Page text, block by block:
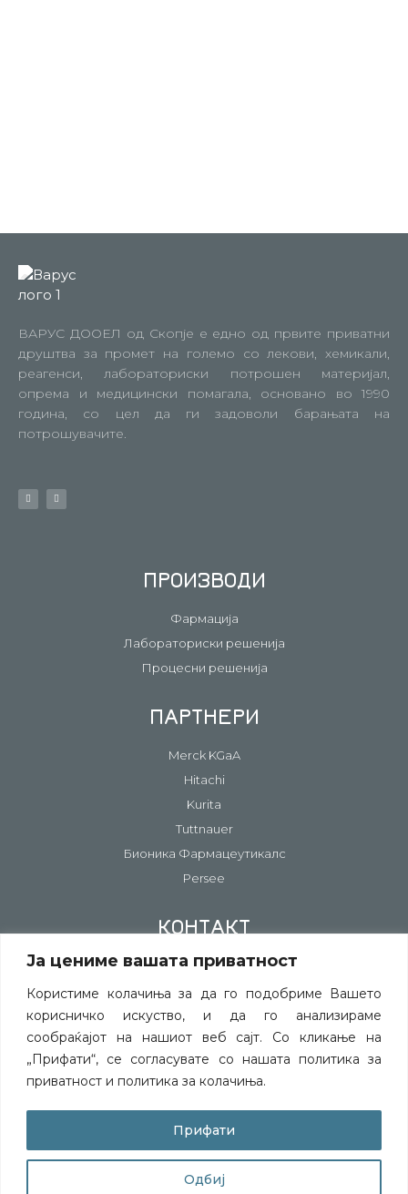
Ја цениме вашата приватност
Користиме колачиња за да го подобриме Вашето
корисничко искуство, и да го анализираме
сообраќајот на нашиот веб сајт. Со кликање на
„Прифати“, се согласувате со нашата политика за
приватност и политика за колачиња.
Одбиј
Прифати
ВАРУС ДООЕЛ од Скопје е едно од првите приватни
друштва за промет на големо со лекови, хемикали,
реагенси, лабораториски потрошен материјал,
опрема и медицински помагала, основано во 1990
година, со цел да ги задоволи барањата на
потрошувачите.
ПРОИЗВОДИ
Фармација
Лабораториски решенија
Процесни решенија
ПАРТНЕРИ
Merck KGaA
Hitachi
Kurita
Tuttnauer
Бионика Фармацеутикалс
Persee
КОНТАКТ
Контакт информации
Постави прашање
Пријава за несакани ефекти на лекови
ПОЛИТИКА ЗА КОЛАЧИЊА
ПОЛИТИКА ЗА ПРИВАТНОСТ
POWERED BY DIFFERENT.COM.MK